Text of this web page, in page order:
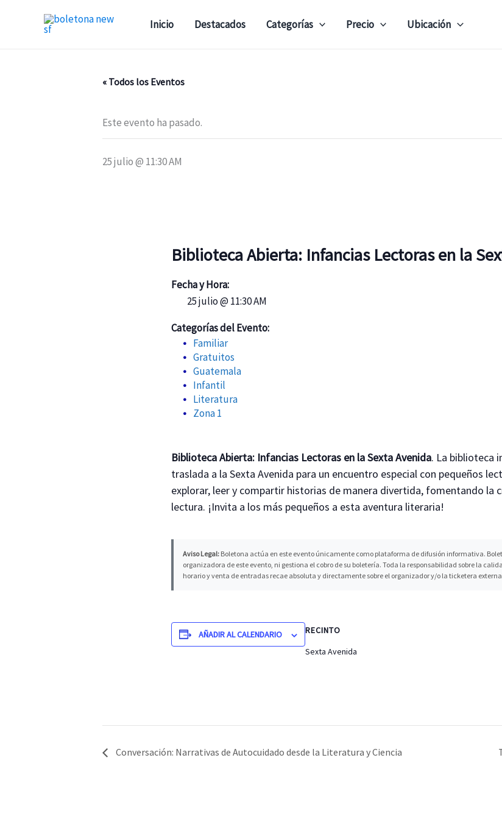
Inicio Destacados Categorías Precio Ubicación
« Todos los Eventos
Este evento ha pasado.
25 julio @ 11:30 AM
Biblioteca Abierta: Infancias Lectoras en la
Fecha y Hora:
25 julio @ 11:30 AM
Categorías del Evento:
Familiar
Gratuitos
Guatemala
Infantil
Literatura
Zona 1
Biblioteca Abierta: Infancias Lectoras en la Sexta Avenida. La biblioteca
traslada a la Sexta Avenida para un encuentro especial con pequeños
explorar, leer y compartir historias de manera divertida, fomentando la
lectura. ¡Invita a los más pequeños a esta aventura literaria!
Aviso Legal: Boletona actúa en este evento únicamente como plataforma de difusión informativa.
organizadora de este evento, ni gestiona el cobro de su boletería. Toda la responsabilidad sobre la
horario y venta de entradas recae absoluta y directamente sobre el organizador y/o la ticketera
AÑADIR AL CALENDARIO
RECINTO
Sexta Avenida
Conversación: Narrativas de Autocuidado desde la Literatura y Ciencia